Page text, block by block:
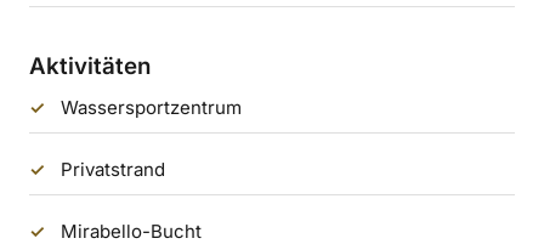
Aktivitäten
Wassersportzentrum
Privatstrand
Mirabello-Bucht